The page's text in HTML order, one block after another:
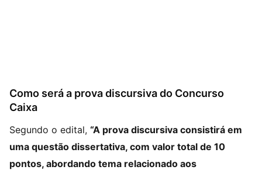
Como será a prova discursiva do Concurso
Caixa
Segundo o edital, “A prova discursiva consistirá em
uma questão dissertativa, com valor total de 10
pontos, abordando tema relacionado aos